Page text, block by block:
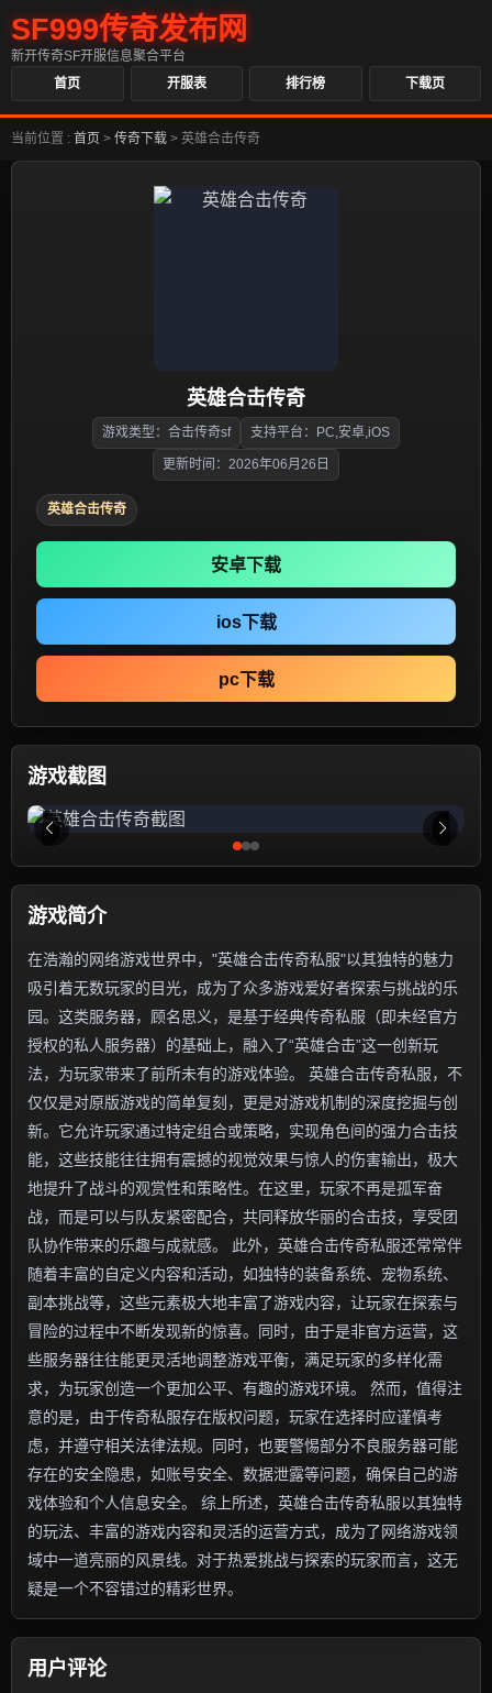
SF999传奇发布网
新开传奇SF开服信息聚合平台
首页
开服表 排行榜 下载页
当前位置 : 首页 > 传奇下载 > 英雄合击传奇
英雄合击传奇
游戏类型：合击传奇sf 支持平台：PC,安卓,iOS
更新时间：2026年06月26日
英雄合击传奇
安卓下载
ios下载
pc下载
游戏截图
游戏简介
在浩瀚的网络游戏世界中，"英雄合击传奇私服"以其独特的魅力
吸引着无数玩家的目光，成为了众多游戏爱好者探索与挑战的乐
园。这类服务器，顾名思义，是基于经典传奇私服（即未经官方
授权的私人服务器）的基础上，融入了“英雄合击”这一创新玩
法，为玩家带来了前所未有的游戏体验。 英雄合击传奇私服，不
仅仅是对原版游戏的简单复刻，更是对游戏机制的深度挖掘与创
新。它允许玩家通过特定组合或策略，实现角色间的强力合击技
能，这些技能往往拥有震撼的视觉效果与惊人的伤害输出，极大
地提升了战斗的观赏性和策略性。在这里，玩家不再是孤军奋
战，而是可以与队友紧密配合，共同释放华丽的合击技，享受团
队协作带来的乐趣与成就感。 此外，英雄合击传奇私服还常常伴
随着丰富的自定义内容和活动，如独特的装备系统、宠物系统、
副本挑战等，这些元素极大地丰富了游戏内容，让玩家在探索与
冒险的过程中不断发现新的惊喜。同时，由于是非官方运营，这
些服务器往往能更灵活地调整游戏平衡，满足玩家的多样化需
求，为玩家创造一个更加公平、有趣的游戏环境。 然而，值得注
意的是，由于传奇私服存在版权问题，玩家在选择时应谨慎考
虑，并遵守相关法律法规。同时，也要警惕部分不良服务器可能
存在的安全隐患，如账号安全、数据泄露等问题，确保自己的游
戏体验和个人信息安全。 综上所述，英雄合击传奇私服以其独特
的玩法、丰富的游戏内容和灵活的运营方式，成为了网络游戏领
域中一道亮丽的风景线。对于热爱挑战与探索的玩家而言，这无
疑是一个不容错过的精彩世界。
用户评论